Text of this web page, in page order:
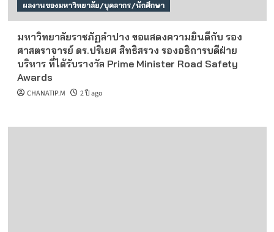
ผลงานของมหาวิทยาลัย/บุคลากร/นักศึกษา
มหาวิทยาลัยราชภัฏลำปาง ขอแสดงความยินดีกับ รอง
ศาสตราจารย์ ดร.ปริเยศ สิทธิสรวง รองอธิการบดีฝ่าย
บริหาร ที่ได้รับรางวัล Prime Minister Road Safety
Awards
CHANATIP.M 2 ปี ago